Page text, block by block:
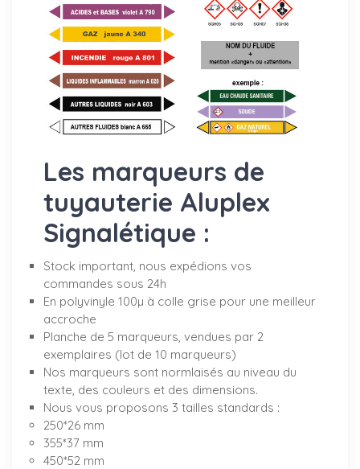
Les marqueurs de
tuyauterie Aluplex
Signalétique :
Stock important, nous expédions vos
commandes sous 24h
En polyvinyle 100µ à colle grise pour une meilleur
accroche
Planche de 5 marqueurs, vendues par 2
exemplaires (lot de 10 marqueurs)
Nos marqueurs sont normlaisés au niveau du
texte, des couleurs et des dimensions.
Nous vous proposons 3 tailles standards :
250*26 mm
355*37 mm
450*52 mm